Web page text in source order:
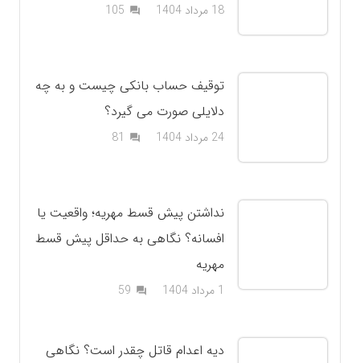
18 مرداد 1404 question_answer
105دیدگاه
توقیف حساب بانکی چیست و به چه
دلایلی صورت می گیرد؟
24 مرداد 1404 question_answer
81دیدگاه
نداشتن پیش قسط مهریه؛ واقعیت یا
افسانه؟ نگاهی به حداقل پیش قسط
مهریه
1 مرداد 1404 question_answer
59دیدگاه
دیه اعدام قاتل چقدر است؟ نگاهی